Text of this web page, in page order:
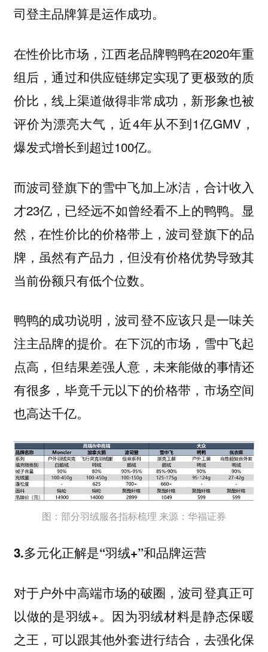
司登主品牌算是运作成功。
在性价比市场，江西老品牌鸭鸭在2020年重
组后，通过和供应链绑定实现了更极致的质
价比，线上渠道做得非常成功，新形象也被
评价为漂亮大气，近4年从不到1亿GMV，
爆发式增长到超过100亿。
而波司登旗下的雪中飞加上冰洁，合计收入
才23亿，已经远不如曾经看不上的鸭鸭。显
然，在性价比的价格带上，波司登旗下的品
牌，虽然有产品力，但没有价格优势导致其
当前份额只有低个位数。
鸭鸭的成功说明，波司登不应该只是一味关
注主品牌的提价。在下沉的市场，雪中飞起
点高，但结果差强人意，未来能做的事情还
有很多，毕竟千元以下的价格带，市场空间
也高达千亿。
图：部分羽绒服各指标梳理 来源：华福证券
3.多元化正解是“羽绒+”和品牌运营
对于户外中高端市场的破圈，波司登真正可
以做的是羽绒+。因为羽绒材料是静态保暖
之王，可以跟其他外套进行结合，去强化保